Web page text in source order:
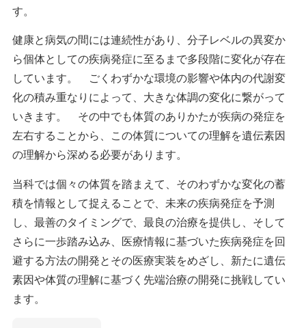
す。
健康と病気の間には連続性があり、分子レベルの異変か
ら個体としての疾病発症に至るまで多段階に変化が存在
しています。 ごくわずかな環境の影響や体内の代謝変
化の積み重なりによって、大きな体調の変化に繋がって
いきます。 その中でも体質のありかたが疾病の発症を
左右することから、この体質についての理解を遺伝素因
の理解から深める必要があります。
当科では個々の体質を踏まえて、そのわずかな変化の蓄
積を情報として捉えることで、未来の疾病発症を予測
し、最善のタイミングで、最良の治療を提供し、そして
さらに一歩踏み込み、医療情報に基づいた疾病発症を回
避する方法の開発とその医療実装をめざし、新たに遺伝
素因や体質の理解に基づく先端治療の開発に挑戦してい
ます。